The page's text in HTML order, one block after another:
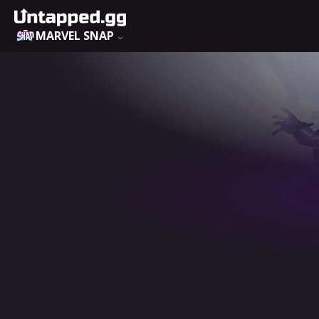
MARVEL SNAP